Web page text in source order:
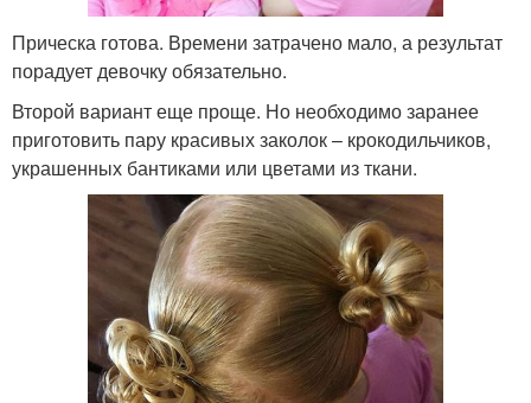
Прическа готова. Времени затрачено мало, а результат
порадует девочку обязательно.
Второй вариант еще проще. Но необходимо заранее
приготовить пару красивых заколок – крокодильчиков,
украшенных бантиками или цветами из ткани.